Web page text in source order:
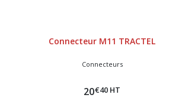
Connecteur M11 TRACTEL
Connecteurs
20€40 HT